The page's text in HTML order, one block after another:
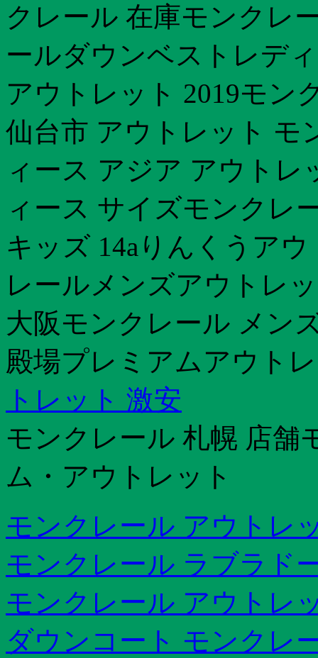
クレール 在庫モンクレ
ールダウンベストレデ
アウトレット 2019モン
仙台市 アウトレット モ
ィース アジア アウト
ィース サイズモンクレ
キッズ 14aりんくうア
レールメンズアウトレ
大阪モンクレール メン
殿場プレミアムアウト
トレット 激安
モンクレール 札幌 店舗
ム・アウトレット
モンクレール アウトレ
モンクレール ラブラド
モンクレール アウトレ
ダウンコート モンクレ